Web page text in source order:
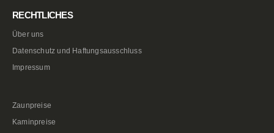
RECHTLICHES
Über uns
Datenschutz und Haftungsausschluss
Impressum
Zaunpreise
Kaminpreise